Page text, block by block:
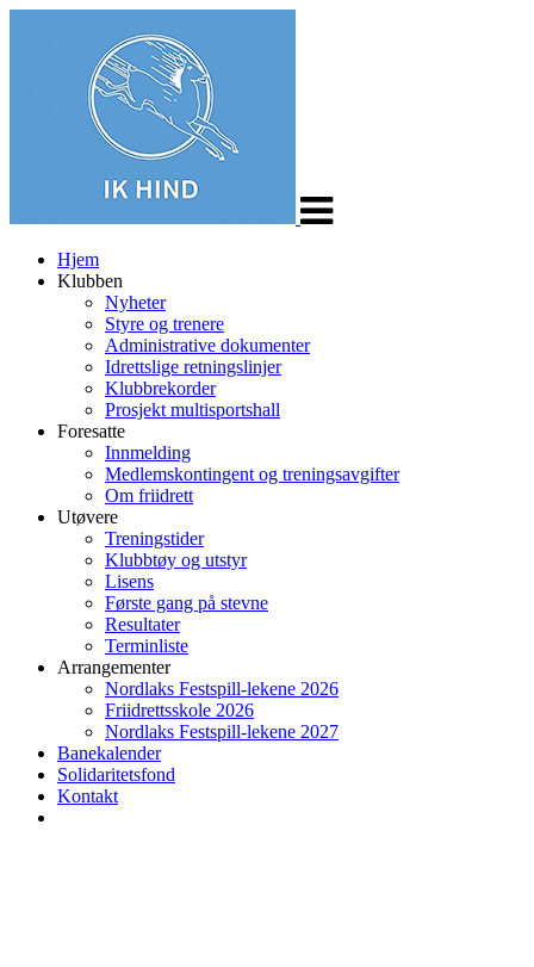
Hjem
Klubben
Nyheter
Styre og trenere
Administrative dokumenter
Idrettslige retningslinjer
Klubbrekorder
Prosjekt multisportshall
Foresatte
Innmelding
Medlemskontingent og treningsavgifter
Om friidrett
Utøvere
Treningstider
Klubbtøy og utstyr
Lisens
Første gang på stevne
Resultater
Terminliste
Arrangementer
Nordlaks Festspill-lekene 2026
Friidrettsskole 2026
Nordlaks Festspill-lekene 2027
Banekalender
Solidaritetsfond
Kontakt